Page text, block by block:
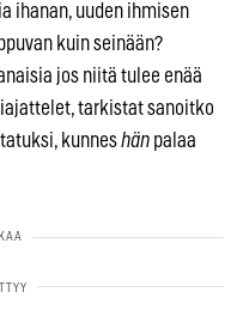
ihanan, uuden ihmisen
kuin seinään?
jos niitä tulee enää
tarkistat sanoitko
kunneshän palaa